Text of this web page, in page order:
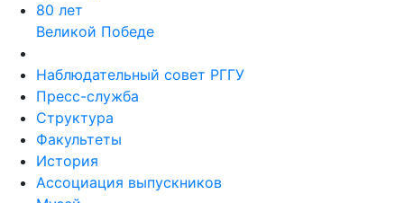
80 лет
Великой Победе
Наблюдательный совет РГГУ
Пресс-служба
Структура
Факультеты
История
Ассоциация выпускников